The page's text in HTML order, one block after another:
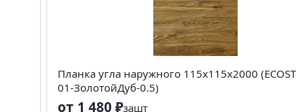
Планка угла наружного 115х115х2000
01-ЗолотойДуб-0.5)
от 1 480 ₽зашт